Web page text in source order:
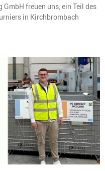
freuen uns, ein Teil des
in Kirchbrombach